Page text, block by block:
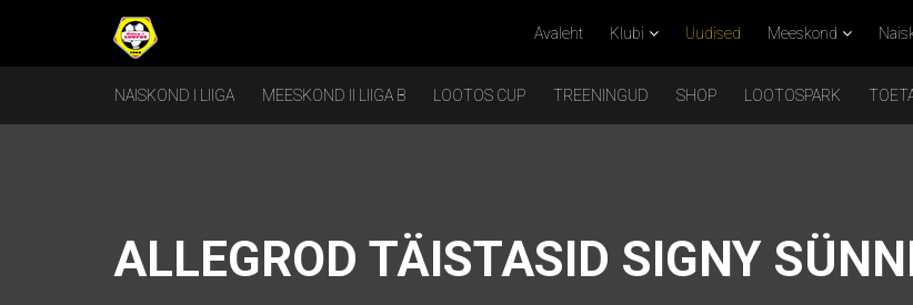
Avaleht Klubi Uudised Meeskond
NAISKOND I LIIGA MEESKOND II LIIGA B LOOTOS CUP TREENINGUD SHOP LOOTOSPARK
ALLEGROD TÄISTASID SIGNY